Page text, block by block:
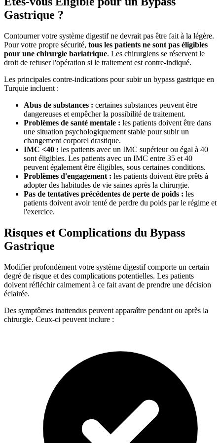
Gastrique ?
Contourner votre système digestif ne devrait pas être fait à la légère.
Pour votre propre sécurité, tous les patients ne sont pas éligibles
pour une chirurgie bariatrique. Les chirurgiens se réservent le
droit de refuser l'opération si le traitement est contre-indiqué.
Les principales contre-indications pour subir un bypass gastrique en
Turquie incluent :
Abus de substances : certaines substances peuvent être
dangereuses et empêcher la possibilité de traitement.
Problèmes de santé mentale : les patients doivent être dans
une situation psychologiquement stable pour subir un
changement corporel drastique.
IMC <40 : les patients avec un IMC supérieur ou égal à 40
sont éligibles. Les patients avec un IMC entre 35 et 40
peuvent également être éligibles, sous certaines conditions.
Problèmes d'engagement : les patients doivent être prêts à
adopter des habitudes de vie saines après la chirurgie.
Pas de tentatives précédentes de perte de poids : les
patients doivent avoir tenté de perdre du poids par le régime et
l'exercice.
Risques et Complications du Bypass
Gastrique
Modifier profondément votre système digestif comporte un certain
degré de risque et des complications potentielles. Les patients
doivent réfléchir calmement à ce fait avant de prendre une décision
éclairée.
Des symptômes inattendus peuvent apparaître pendant ou après la
chirurgie. Ceux-ci peuvent inclure :